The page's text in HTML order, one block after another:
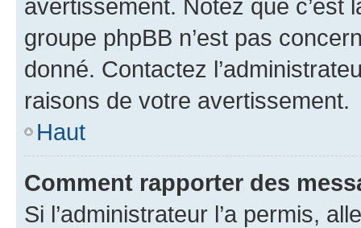
avertissement. Notez que c’est
groupe phpBB n’est pas
donné. Contactez
raisons de votre avertissement.
Haut
Comment rapporter des
Si l’administrateur l’a permis,